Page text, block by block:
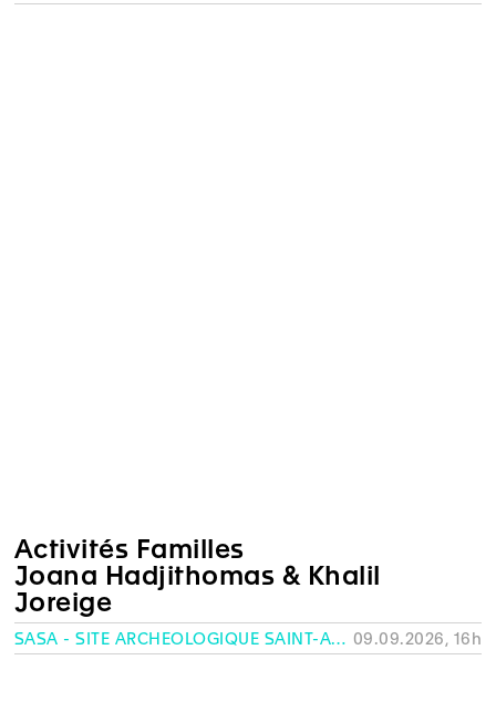
Activités Familles
Joana Hadjithomas & Khalil
Joreige
SASA - SITE ARCHÉOLOGIQUE SAINT-ANTOINE, GENÈVE 09.09.2026, 16h